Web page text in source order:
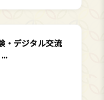
デジタル交流